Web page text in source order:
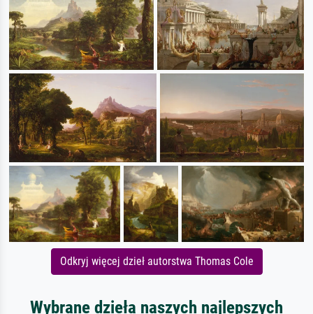
Odkryj więcej dzieł autorstwa Thomas Cole
Wybrane dzieła naszych najlepszych